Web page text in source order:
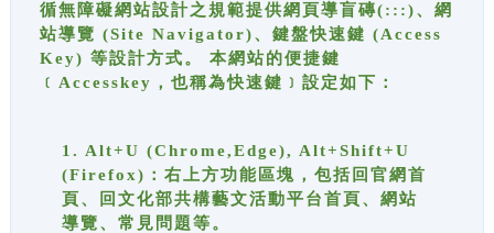
循無障礙網站設計之規範提供網頁導盲磚(:::)、網
站導覽 (Site Navigator)、鍵盤快速鍵 (Access
Key) 等設計方式。 本網站的便捷鍵
﹝Accesskey，也稱為快速鍵﹞設定如下：
1. Alt+U (Chrome,Edge), Alt+Shift+U
(Firefox)：右上方功能區塊，包括回官網首
頁、回文化部共構藝文活動平台首頁、網站
導覽、常見問題等。